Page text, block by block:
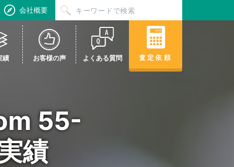
会社概要
績 お客様の声 よくある質問 査定依頼
55-
績